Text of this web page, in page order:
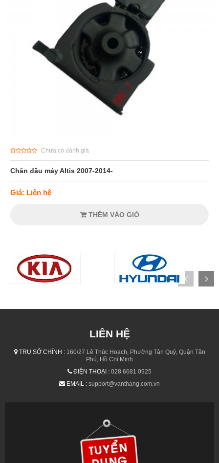
Chưa có đánh giá
Chân đầu máy Altis 2007-2014-
Giá: Liên hệ
THÊM VÀO GIỎ
LIÊN HỆ
TRỤ SỞ CHÍNH :160/27 Lê Thúc Hoạch, Phường Tân Quý, Quận Tân
Phú, Hồ Chí Minh
ĐIỆN THOẠI : 028 6681 0925
EMAIL : support@vanthang.com.vn